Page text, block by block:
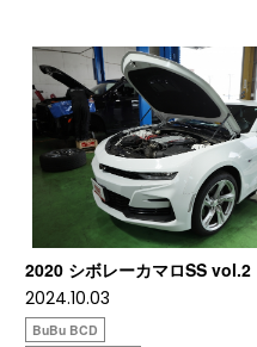
2020 シボレーカマロSS vol.2
2024.10.03
BuBu BCD